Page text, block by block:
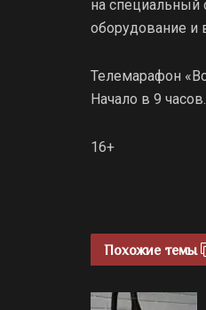
на специальный
оборудование и
Телемарафон
Начало в 9 часов.
16+
Похожие темы